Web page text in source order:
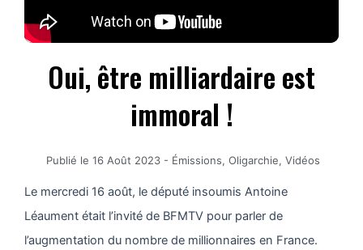
Oui, être milliardaire est
immoral !
Publié le 16 Août 2023 - Émissions, Oligarchie, Vidéos
Le mercredi 16 août, le député insoumis Antoine
Léaument était l’invité de BFMTV pour parler de
l’augmentation du nombre de millionnaires en France.